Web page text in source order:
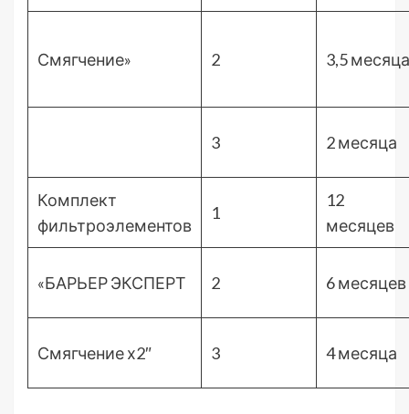
Смягчение» 2 3,5 месяца
3 2 месяца
Комплект
фильтроэлементов
1
12
месяцев
«БАРЬЕР ЭКСПЕРТ 2 6 месяцев
Смягчение х2″ 3 4 месяца